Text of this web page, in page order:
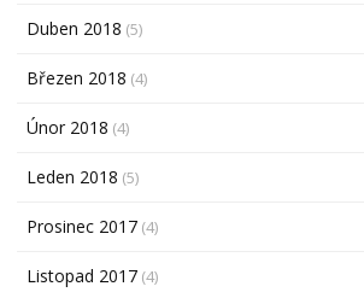
Duben 2018 (5)
Březen 2018 (4)
Únor 2018 (4)
Leden 2018 (5)
Prosinec 2017 (4)
Listopad 2017 (4)